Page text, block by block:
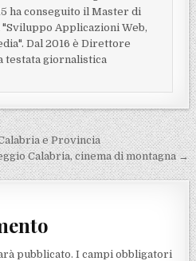
ha conseguito il Master di
Applicazioni Web,
Dal 2016 è Direttore
testata giornalistica
e Provincia
Calabria, cinema di montagna →
pubblicato. I campi obbligatori